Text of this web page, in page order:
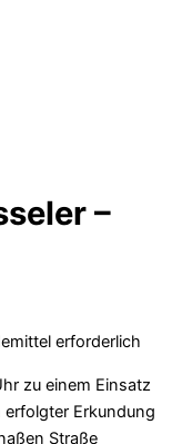
–
zu einem Einsatz
erfolgter Erkundung
Straße